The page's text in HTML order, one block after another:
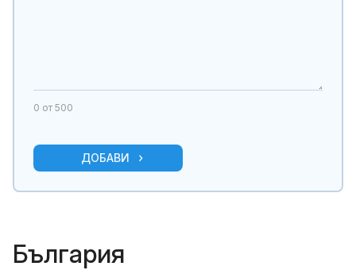
0 от 500
ДОБАВИ
България